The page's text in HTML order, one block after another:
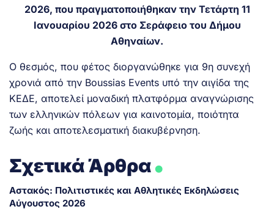
2026, που πραγματοποιήθηκαν την Τετάρτη 11
Ιανουαρίου 2026 στο Σεράφειο του Δήμου
Αθηναίων.
Ο θεσμός, που φέτος διοργανώθηκε για 9η συνεχή
χρονιά από την Boussias Events υπό την αιγίδα της
ΚΕΔΕ, αποτελεί μοναδική πλατφόρμα αναγνώρισης
των ελληνικών πόλεων για καινοτομία, ποιότητα
ζωής και αποτελεσματική διακυβέρνηση.
Σχετικά Άρθρα.
Αστακός: Πολιτιστικές και Αθλητικές Εκδηλώσεις
Αύγουστος 2026